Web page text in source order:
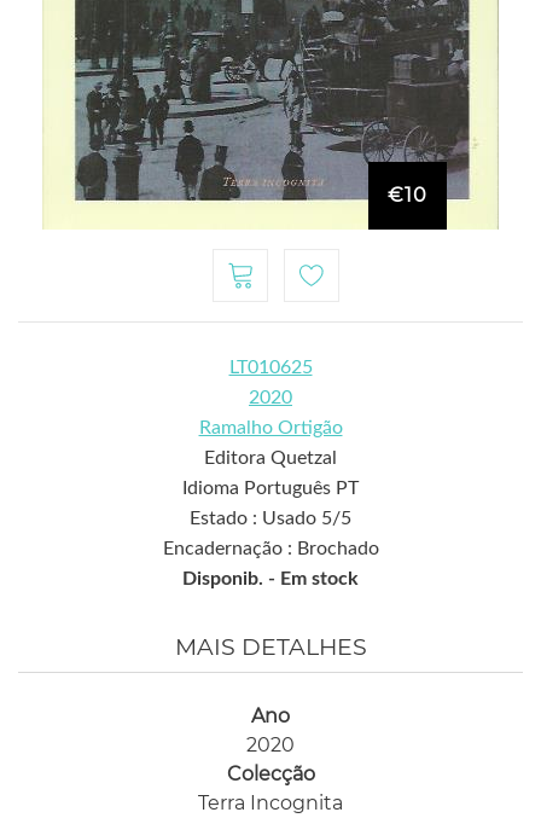
€10
LT010625
2020
Ramalho Ortigão
Editora Quetzal
Idioma Português PT
Estado : Usado 5/5
Encadernação : Brochado
Disponib. - Em stock
MAIS DETALHES
Ano
2020
Colecção
Terra Incognita